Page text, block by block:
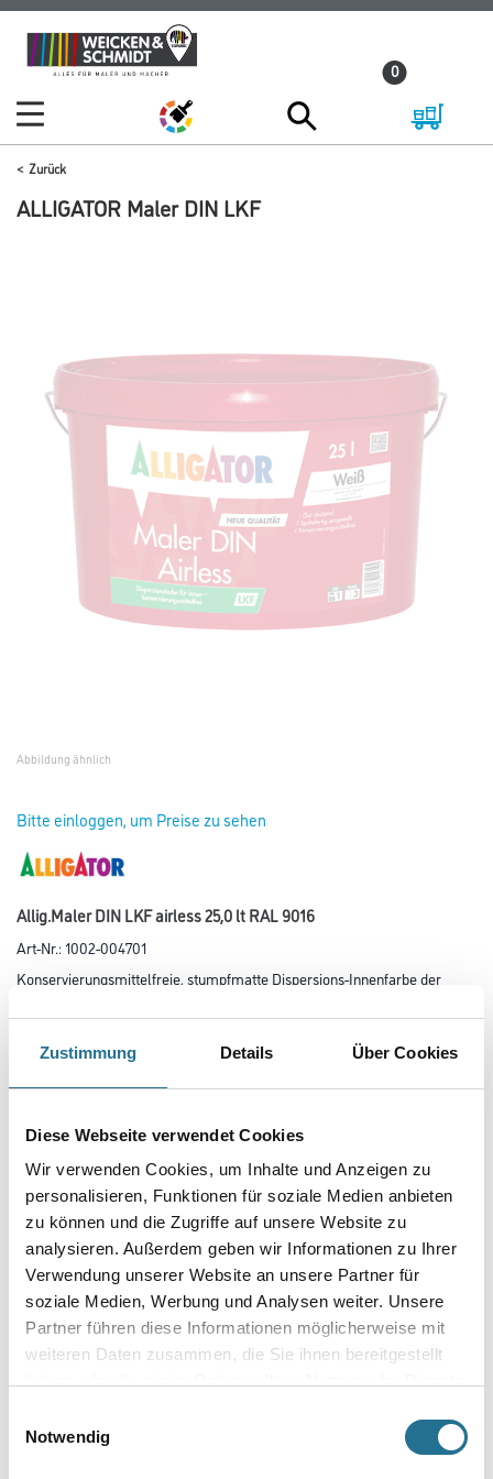
Zustimmung Details Über Cookies
Diese Webseite verwendet Cookies
Wir verwenden Cookies, um Inhalte und Anzeigen zu
personalisieren, Funktionen für soziale Medien anbieten
zu können und die Zugriffe auf unsere Website zu
analysieren. Außerdem geben wir Informationen zu Ihrer
Verwendung unserer Website an unsere Partner für
soziale Medien, Werbung und Analysen weiter. Unsere
Partner führen diese Informationen möglicherweise mit
weiteren Daten zusammen, die Sie ihnen bereitgestellt
Notwendig
Zum
Inhalt
Zum
Navigationsmenü
0
Zurück
ALLIGATOR Maler DIN LKF
Abbildung ähnlich
Bitte einloggen, um Preise zu sehen
Allig.Maler DIN LKF airless 25,0 lt RAL 9016
Art-Nr.:1002-004701
Konservierungsmittelfreie, stumpfmatte Dispersions-Innenfarbe der
Farbtonbezeichnung
Glanzgrad
Gebinde